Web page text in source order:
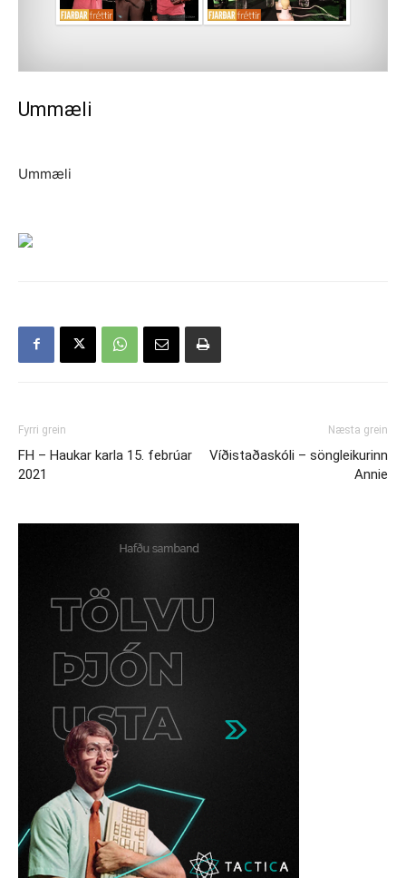
Ummæli
Ummæli
Fyrri grein
FH – Haukar karla 15. febrúar
2021
Næsta grein
Víðistaðaskóli – söngleikurinn
Annie